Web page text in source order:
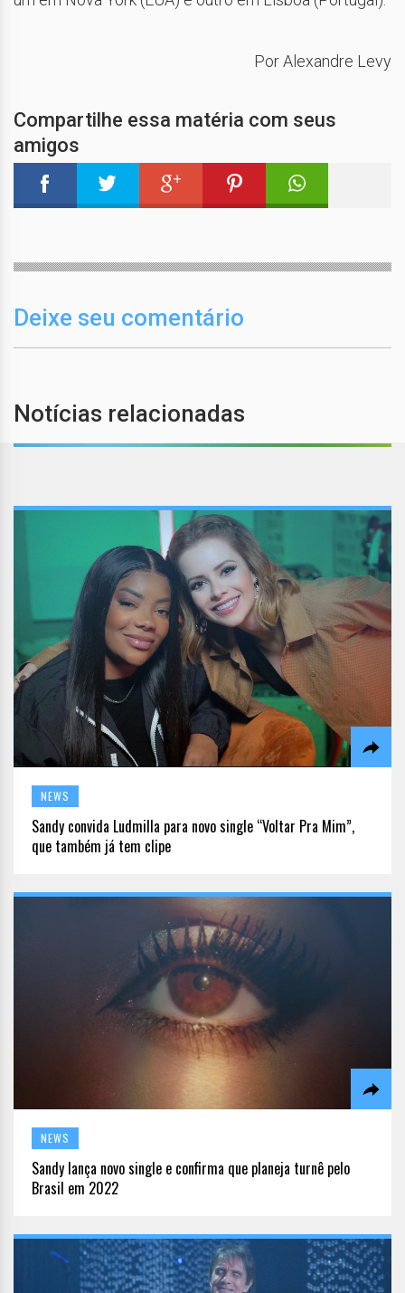
Por Alexandre Levy
Compartilhe essa matéria com seus
amigos
Deixe seu comentário
Notícias relacionadas
NEWS
Sandy convida Ludmilla para novo single “Voltar Pra Mim”,
que também já tem clipe
NEWS
Sandy lança novo single e confirma que planeja turnê pelo
Brasil em 2022